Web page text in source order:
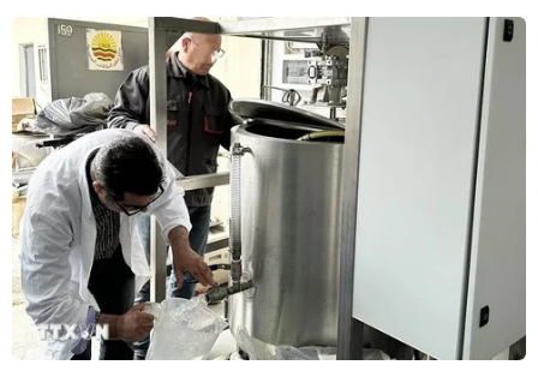
'Sắc màu của biển' (tác giả Minh Sơn) thể hiện không khí tươi
vui. (Ảnh: Nguyễn Lý Bằng/Vietnam+)